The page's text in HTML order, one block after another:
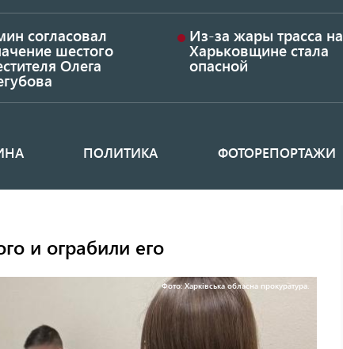
согласовал
шестого
Олега
Из-за жары трасса на
Харьковщине стала
опасной
ПОЛИТИКА ФОТОРЕПОРТАЖИ
и ограбили его
Фото: Харківська обласна прокуратура.